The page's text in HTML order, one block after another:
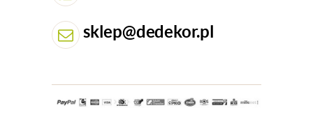
sklep@dedekor.pl